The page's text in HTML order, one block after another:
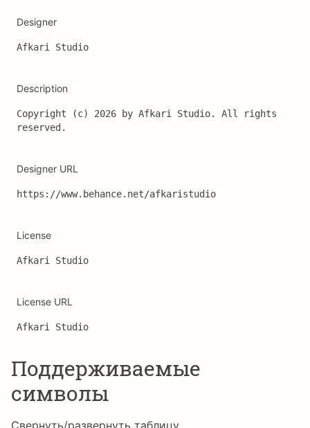
Designer
Afkari Studio
Description
Copyright (c) 2026 by Afkari Studio. All rights
reserved.
Designer URL
License
Afkari Studio
License URL
Afkari Studio
Поддерживаемые
символы
Свернуть/развернуть таблицу